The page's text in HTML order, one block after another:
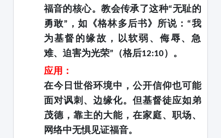
福音的核心。教会传承了这种“无耻的
勇敢” ，如《格林多后书》所说： “我
为基督的缘故，以软弱、侮辱、急
难、迫害为光荣” （格后12:10）。
应用：
在今日世俗环境中，公开信仰也可能
面对讽刺、边缘化。但基督徒应如弟
茂德，靠主的大能，在家庭、职场、
网络中无惧见证福音。